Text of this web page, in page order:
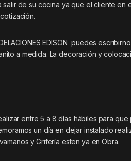
de su cocina ya que el cliente
EDISON puedes
a medida. La decoración y
entre 5 a 8 días hábiles para
un día en dejar instalado
y Grifería esten ya en Obra.